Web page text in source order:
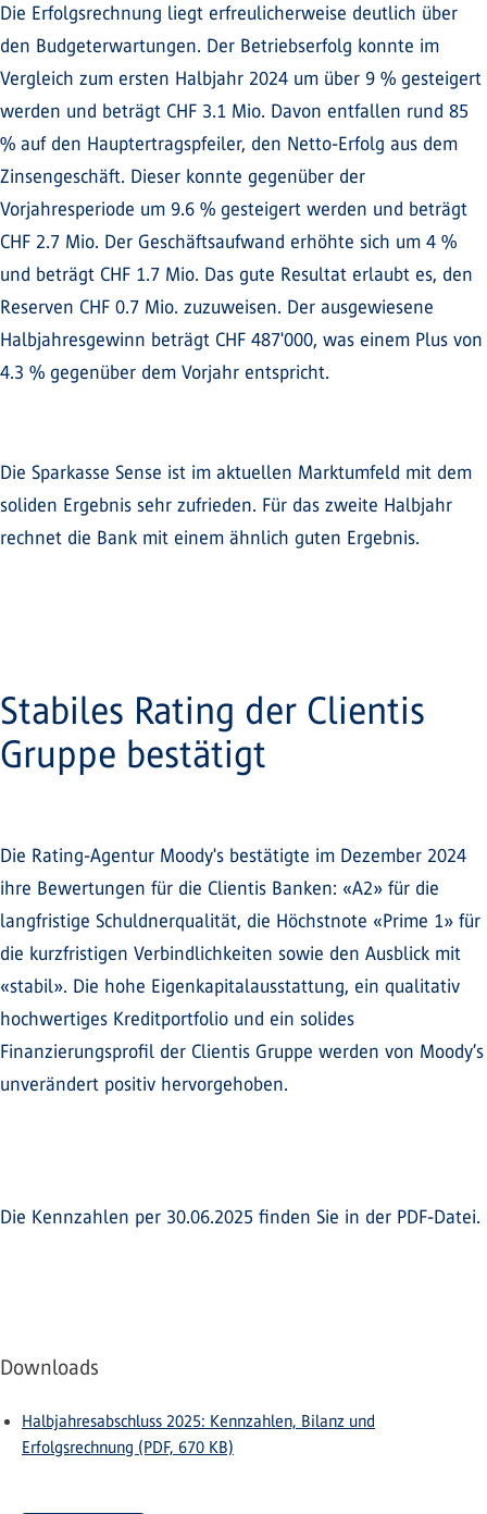
Die Erfolgsrechnung liegt erfreulicherweise deutlich über
den Budgeterwartungen. Der Betriebserfolg konnte im
Vergleich zum ersten Halbjahr 2024 um über 9 % gesteigert
werden und beträgt CHF 3.1 Mio. Davon entfallen rund 85
% auf den Hauptertragspfeiler, den Netto-Erfolg aus dem
Zinsengeschäft. Dieser konnte gegenüber der
Vorjahresperiode um 9.6 % gesteigert werden und beträgt
CHF 2.7 Mio. Der Geschäftsaufwand erhöhte sich um 4 %
und beträgt CHF 1.7 Mio. Das gute Resultat erlaubt es, den
Reserven CHF 0.7 Mio. zuzuweisen. Der ausgewiesene
Halbjahresgewinn beträgt CHF 487'000, was einem Plus von
4.3 % gegenüber dem Vorjahr entspricht.
Die Sparkasse Sense ist im aktuellen Marktumfeld mit dem
soliden Ergebnis sehr zufrieden. Für das zweite Halbjahr
rechnet die Bank mit einem ähnlich guten Ergebnis.
Stabiles Rating der Clientis
Gruppe bestätigt
Die Rating-Agentur Moody's bestätigte im Dezember 2024
ihre Bewertungen für die Clientis Banken: «A2» für die
langfristige Schuldnerqualität, die Höchstnote «Prime 1» für
die kurzfristigen Verbindlichkeiten sowie den Ausblick mit
«stabil». Die hohe Eigenkapitalausstattung, ein qualitativ
hochwertiges Kreditportfolio und ein solides
Finanzierungsprofil der Clientis Gruppe werden von Moody’s
unverändert positiv hervorgehoben.
Die Kennzahlen per 30.06.2025 finden Sie in der PDF-Datei.
Downloads
Halbjahresabschluss 2025: Kennzahlen, Bilanz und
Erfolgsrechnung (PDF, 670 KB)